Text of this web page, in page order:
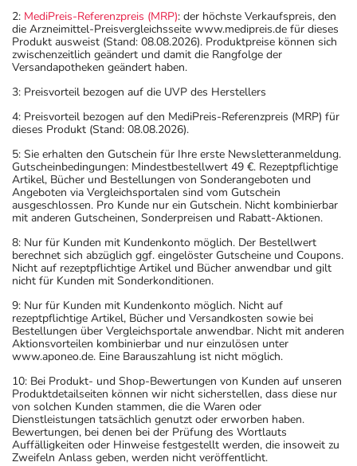
2: MediPreis-Referenzpreis (MRP): der höchste Verkaufspreis, den
die Arzneimittel-Preisvergleichsseite www.medipreis.de für dieses
Produkt ausweist (Stand: 08.08.2026). Produktpreise können sich
zwischenzeitlich geändert und damit die Rangfolge der
Versandapotheken geändert haben.
3: Preisvorteil bezogen auf die UVP des Herstellers
4: Preisvorteil bezogen auf den MediPreis-Referenzpreis (MRP) für
dieses Produkt (Stand: 08.08.2026).
5: Sie erhalten den Gutschein für Ihre erste Newsletteranmeldung.
Gutscheinbedingungen: Mindestbestellwert 49 €. Rezeptpflichtige
Artikel, Bücher und Bestellungen von Sonderangeboten und
Angeboten via Vergleichsportalen sind vom Gutschein
ausgeschlossen. Pro Kunde nur ein Gutschein. Nicht kombinierbar
mit anderen Gutscheinen, Sonderpreisen und Rabatt-Aktionen.
8: Nur für Kunden mit Kundenkonto möglich. Der Bestellwert
berechnet sich abzüglich ggf. eingelöster Gutscheine und Coupons.
Nicht auf rezeptpflichtige Artikel und Bücher anwendbar und gilt
nicht für Kunden mit Sonderkonditionen.
9: Nur für Kunden mit Kundenkonto möglich. Nicht auf
rezeptpflichtige Artikel, Bücher und Versandkosten sowie bei
Bestellungen über Vergleichsportale anwendbar. Nicht mit anderen
Aktionsvorteilen kombinierbar und nur einzulösen unter
www.aponeo.de. Eine Barauszahlung ist nicht möglich.
10: Bei Produkt- und Shop-Bewertungen von Kunden auf unseren
Produktdetailseiten können wir nicht sicherstellen, dass diese nur
von solchen Kunden stammen, die die Waren oder
Dienstleistungen tatsächlich genutzt oder erworben haben.
Bewertungen, bei denen bei der Prüfung des Wortlauts
Auffälligkeiten oder Hinweise festgestellt werden, die insoweit zu
Zweifeln Anlass geben, werden nicht veröffentlicht.